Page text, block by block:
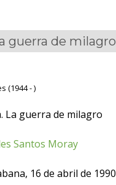
guerra de milagro
(1944 - )
La guerra de milagro
Santos Moray
16 de abril de 1990